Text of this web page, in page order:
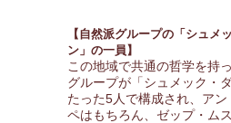
【自然派グループの「シュメ
ン」の一員】
この地域で共通の哲学を持
グループが「シュメック・
たった5人で構成され、ア
ペはもちろん、ゼップ・ム